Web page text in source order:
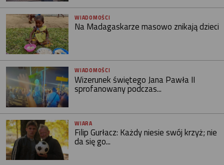
WIADOMOŚCI
Na Madagaskarze masowo znikają dzieci
WIADOMOŚCI
Wizerunek świętego Jana Pawła II
sprofanowany podczas...
WIARA
Filip Gurłacz: Każdy niesie swój krzyż; nie
da się go...